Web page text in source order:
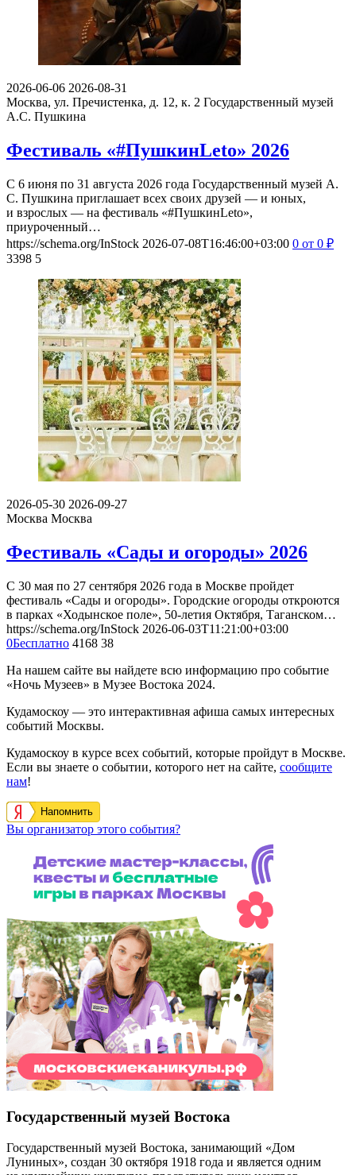
2026-06-06 2026-08-31
Москва, ул. Пречистенка, д. 12, к. 2 Государственный музей
А.С. Пушкина
Фестиваль «#ПушкинLeto» 2026
С 6 июня по 31 августа 2026 года Государственный музей А.
С. Пушкина приглашает всех своих друзей — и юных,
и взрослых — на фестиваль «#ПушкинLeto»,
приуроченный…
https://schema.org/InStock 2026-07-08T16:46:00+03:00 0 от 0 ₽
3398 5
2026-05-30 2026-09-27
Москва Москва
Фестиваль «Сады и огороды» 2026
С 30 мая по 27 сентября 2026 года в Москве пройдет
фестиваль «Сады и огороды». Городские огороды откроются
в парках «Ходынское поле», 50-летия Октября, Таганском…
https://schema.org/InStock 2026-06-03T11:21:00+03:00
0Бесплатно 4168 38
На нашем сайте вы найдете всю информацию про событие
«Ночь Музеев» в Музее Востока 2024.
Кудамоскоу — это интерактивная афиша самых интересных
событий Москвы.
Кудамоскоу в курсе всех событий, которые пройдут в Москве.
Если вы знаете о событии, которого нет на сайте, сообщите
нам!
Напомнить
Вы организатор этого события?
Государственный музей Востока
Государственный музей Востока, занимающий «Дом
Луниных», создан 30 октября 1918 года и является одним